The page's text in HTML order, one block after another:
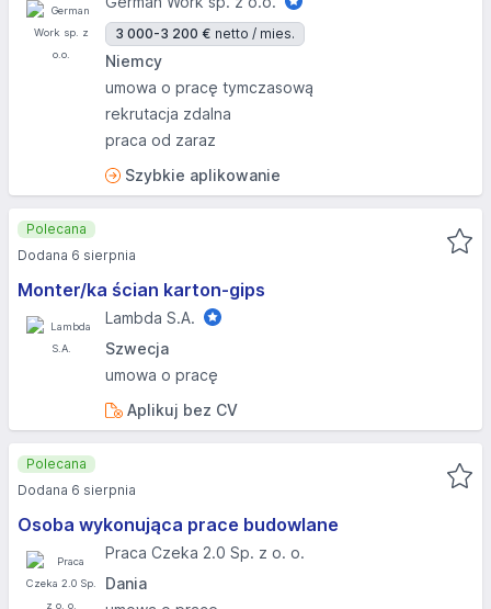
3 000-3 200 € netto / mies.
Niemcy
umowa o pracę tymczasową
rekrutacja zdalna
praca od zaraz
Szybkie aplikowanie
Monter/ka ścian karton-gips
Lambda S.A.
Szwecja
umowa o pracę
Aplikuj bez CV
Polecana
Dodana 6 sierpnia
Osoba wykonująca prace budowlane
Praca Czeka 2.0 Sp. z o. o.
Dania
Polecana
Dodana 6 sierpnia